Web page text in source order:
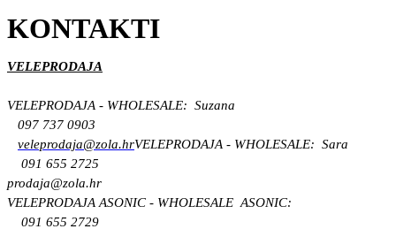
KONTAKTI
VELEPRODAJA
VELEPRODAJA - WHOLESALE: Suzana
097 737 0903
veleprodaja@zola.hrVELEPRODAJA - WHOLESALE: Sara
091 655 2725
prodaja@zola.hr
VELEPRODAJA ASONIC - WHOLESALE ASONIC:
091 655 2729